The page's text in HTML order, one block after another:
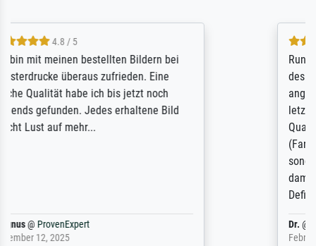
Rundum positive Erfahrung. Die Ausführung
des Auftrags hat eine Weile gedauert, die
angekündigte Lieferzeit wurde aber
letztlich sogar etwas unterschritten. Die
Qualität des Papiers und des Drucks
Dr.@ProvenExpert
February 3, 2026